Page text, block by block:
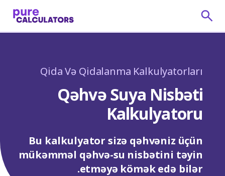
Qida Və Qidalanma Kalkulyatorları
Qəhvə Suya Nisbəti
Kalkulyatoru
Bu kalkulyator sizə qəhvəniz üçün
mükəmməl qəhvə-su nisbətini təyin
etməyə kömək edə bilər.